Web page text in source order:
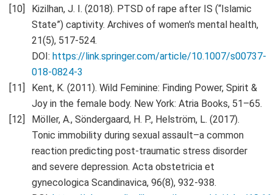
Kizilhan, J. I. (2018). PTSD of rape after IS (“Islamic
State”) captivity. Archives of women's mental health,
21(5), 517-524.
DOI: https://link.springer.com/article/10.1007/s00737-
018-0824-3
Kent, K. (2011). Wild Feminine: Finding Power, Spirit &
Joy in the female body. New York: Atria Books, 51–65.
Möller, A., Söndergaard, H. P., Helström, L. (2017).
Tonic immobility during sexual assault–a common
reaction predicting post‐traumatic stress disorder
and severe depression. Acta obstetricia et
gynecologica Scandinavica, 96(8), 932-938.